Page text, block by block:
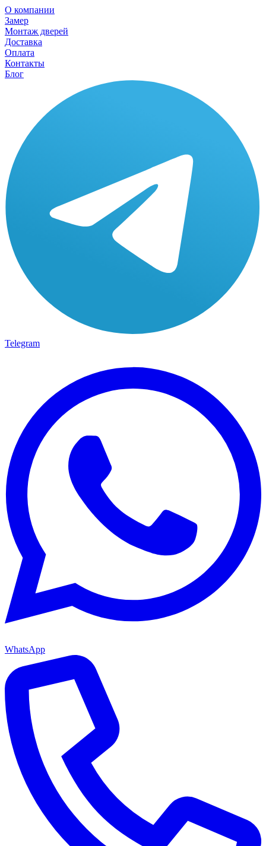
О компании
Замер
Монтаж дверей
Доставка
Оплата
Контакты
Блог
Telegram
WhatsApp